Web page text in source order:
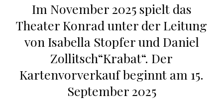
Im November 2025 spielt das
Theater Konrad unter der Leitung
von Isabella Stopfer und Daniel
Zollitsch“Krabat“. Der
Kartenvorverkauf beginnt am 15.
September 2025